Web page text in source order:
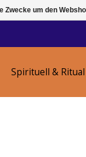
Spirituell & Ritual
Zwecke um den